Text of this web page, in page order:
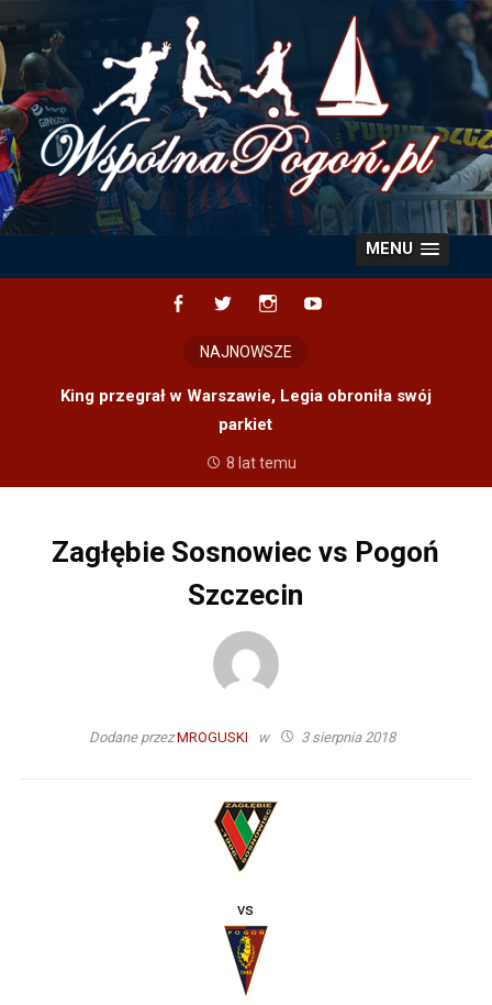
content
MENU
NAJNOWSZE
King przegrał w Warszawie, Legia obroniła swój
parkiet
8 lat temu
Zagłębie Sosnowiec vs Pogoń
Szczecin
Dodane przezMROGUSKI w 3 sierpnia 2018
vs